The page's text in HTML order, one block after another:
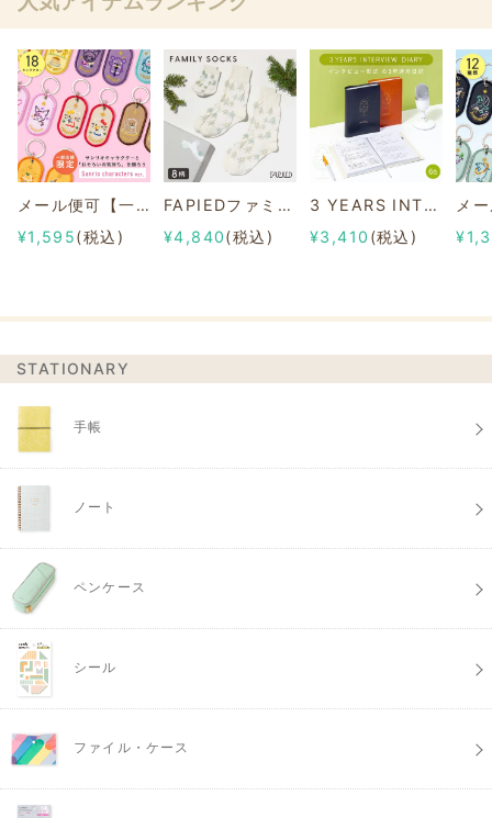
メール便可【一部店舗限定】2/8b PAIR KEY RING Sanrio characters ver.
¥1,595(税込)
FAPIEDファミリーソックスセット 総柄
¥4,840(税込)
3 YEARS INTERVIEW DIARY
¥3,410 (税込)
STATIONARY
手帳
ノート
ペンケース
シール
ファイル・ケース